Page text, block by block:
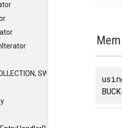
SWAP_ERASE, false >